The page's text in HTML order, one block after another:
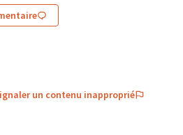
un contenu inapproprié